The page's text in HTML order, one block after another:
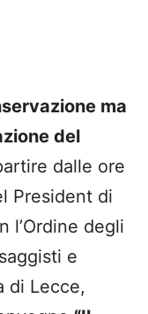
ma
del
dalle ore
President di
l’Ordine degli
e
di Lecce,